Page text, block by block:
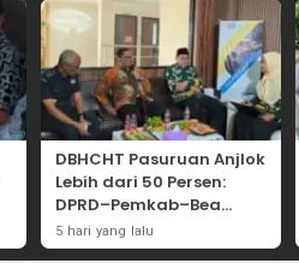
DBHCHT Pasuruan Anjlok
Lebih dari 50 Persen:
DPRD–Pemkab–Bea
Cukai Perkuat Perang
Melawan Peredaran
5 hari yang lalu